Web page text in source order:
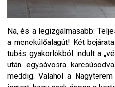
Na, és a legizgalmasabb:
a menekülőalagút! Két
tubás gyakorlókból indult a
után egysávosra
meddig. Valahol a